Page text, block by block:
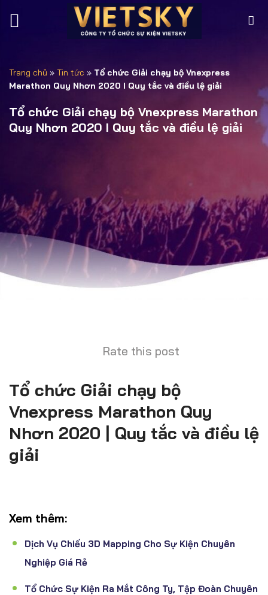
Trang chủ » Tin tức » Tổ chức Giải chạy bộ Vnexpress
Marathon Quy Nhơn 2020 I Quy tắc và điều lệ giải
Tổ chức Giải chạy bộ Vnexpress Marathon
Quy Nhơn 2020 I Quy tắc và điều lệ giải
Rate this post
Tổ chức Giải chạy bộ
Vnexpress Marathon Quy
Nhơn 2020 | Quy tắc và điều lệ
giải
Xem thêm:
Dịch Vụ Chiếu 3D Mapping Cho Sự Kiện Chuyên
Nghiệp Giá Rẻ
Tổ Chức Sự Kiện Ra Mắt Công Ty, Tập Đoàn Chuyên